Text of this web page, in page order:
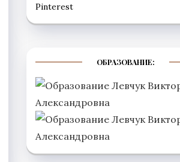
Рinterest
ОБРАЗОВАНИЕ: